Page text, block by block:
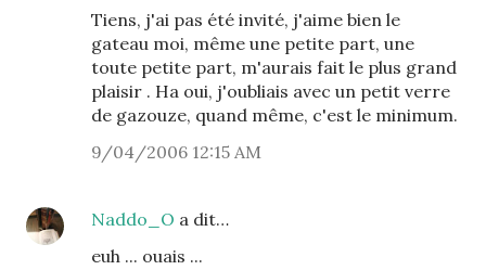
Tiens, j'ai pas été invité, j'aime bien le
gateau moi, même une petite part, une
toute petite part, m'aurais fait le plus grand
plaisir . Ha oui, j'oubliais avec un petit verre
de gazouze, quand même, c'est le minimum.
9/04/2006 12:15 AM
Naddo_O a dit…
euh ... ouais ...